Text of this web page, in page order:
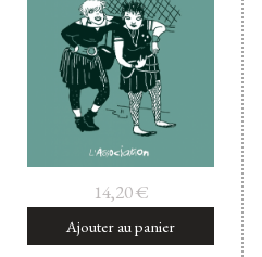
Facebook Instagram
incandescence
14,20€
Ajouter au panier